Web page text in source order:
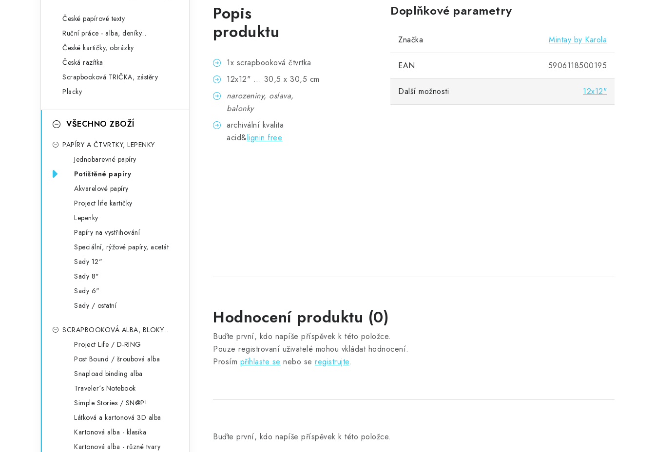
České papírové texty
Ruční práce - alba, deníky...
České kartičky, obrázky
Česká razítka
Scrapbooková TRIČKA, zástěry
Placky
VŠECHNO ZBOŽÍ
PAPÍRY A ČTVRTKY, LEPENKY
Jednobarevné papíry
Potištěné papíry
Akvarelové papíry
Project life kartičky
Lepenky
Papíry na vystřihování
Speciální, rýžové papíry, acetát
Sady 12"
Sady 8"
Sady 6"
Sady / ostatní
SCRAPBOOKOVÁ ALBA, BLOKY...
Project Life / D-RING
Post Bound / šroubová alba
Snapload binding alba
Traveler´s Notebook
Simple Stories / SN@P!
Látková a kartonová 3D alba
Kartonová alba - klasika
Kartonová alba - různé tvary
Popis
produktu
1x scrapbooková čtvrtka
12x12" ... 30,5 x 30,5 cm
narozeniny, oslava,
balonky
archivální kvalita
acid&lignin free
Doplňkové parametry
Značka Mintay by Karola
EAN 5906118500195
Další možnosti 12x12"
Hodnocení produktu (0)
Buďte první, kdo napíše příspěvek k této položce.
Pouze registrovaní uživatelé mohou vkládat hodnocení.
Prosím přihlaste se nebo se registrujte.
Buďte první, kdo napíše příspěvek k této položce.